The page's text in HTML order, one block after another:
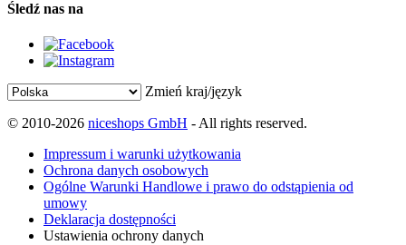
Śledź nas na
Zmień kraj/język
© 2010-2026 niceshops GmbH - All rights reserved.
Impressum i warunki użytkowania
Ochrona danych osobowych
Ogólne Warunki Handlowe i prawo do odstąpienia od
umowy
Deklaracja dostępności
Ustawienia ochrony danych